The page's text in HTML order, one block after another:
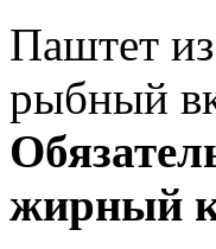
Паштет
рыбный
жирный